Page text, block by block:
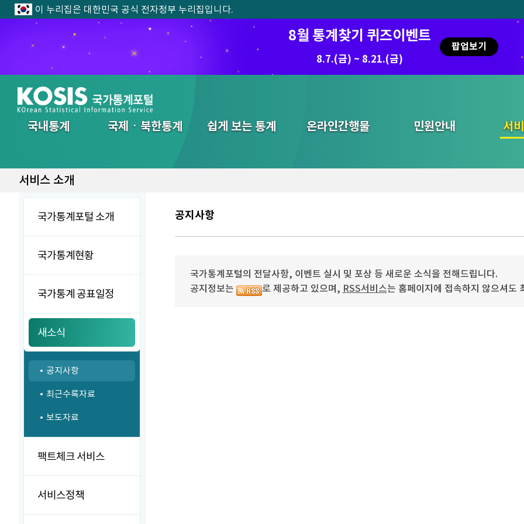
이 누리집은 대한민국 공식 전자정부 누리집입니다.
8월 통계찾기 퀴즈이벤트
8.7.(금) ~ 8.21.(금)
팝업보기
국내통계 국제ㆍ북한통계 쉽게 보는 통계 온라인간행물 민원안내 서
통합검색
서비스 소개
국가통계포털 소개
국가통계현황
국가통계 공표일정
새소식
공지사항
최근수록자료
보도자료
팩트체크 서비스
서비스정책
공지사항
국가통계포털의 전달사항, 이벤트 실시 및 포상 등 새로운 소식을 전해드립니다.
공지정보는
로 제공하고 있으며, RSS서비스는 홈페이지에 접속하지 않으셔도